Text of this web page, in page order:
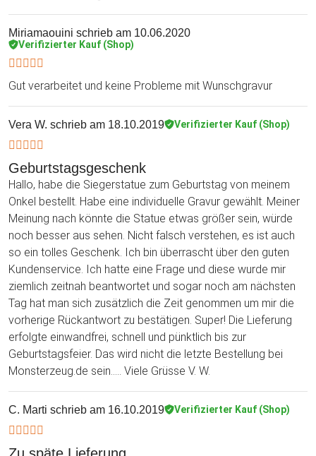
Miriamaouini schrieb am 10.06.2020
Verifizierter Kauf (Shop)
Gut verarbeitet und keine Probleme mit Wunschgravur
Vera W. schrieb am 18.10.2019 Verifizierter Kauf (Shop)
Geburtstagsgeschenk
Hallo, habe die Siegerstatue zum Geburtstag von meinem
Onkel bestellt. Habe eine individuelle Gravur gewählt. Meiner
Meinung nach könnte die Statue etwas größer sein, würde
noch besser aus sehen. Nicht falsch verstehen, es ist auch
so ein tolles Geschenk. Ich bin überrascht über den guten
Kundenservice. Ich hatte eine Frage und diese wurde mir
ziemlich zeitnah beantwortet und sogar noch am nächsten
Tag hat man sich zusätzlich die Zeit genommen um mir die
vorherige Rückantwort zu bestätigen. Super! Die Lieferung
erfolgte einwandfrei, schnell und pünktlich bis zur
Geburtstagsfeier. Das wird nicht die letzte Bestellung bei
Monsterzeug.de sein..... Viele Grüsse V. W.
C. Marti schrieb am 16.10.2019 Verifizierter Kauf (Shop)